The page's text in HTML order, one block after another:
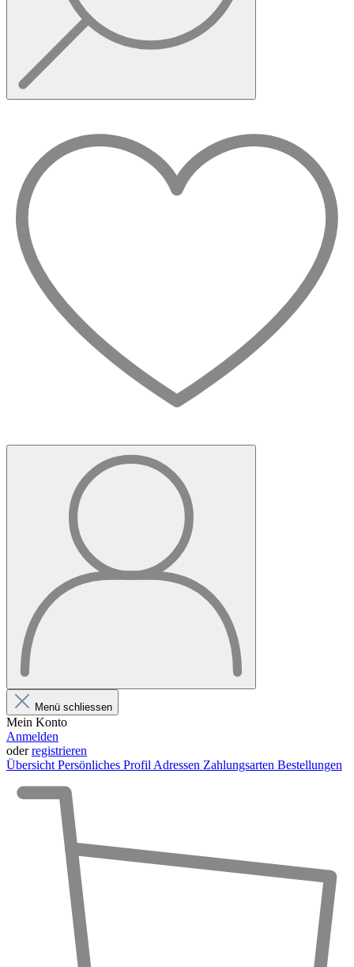
Menü schliessen
Mein Konto
Anmelden
oderregistrieren
Übersicht Persönliches Profil Adressen Zahlungsarten Bestellungen